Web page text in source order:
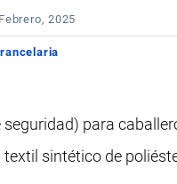
2025
para
sintético de